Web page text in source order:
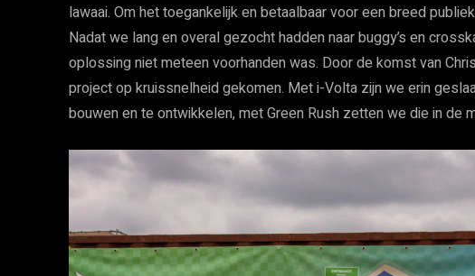
lawaai. Om het toegankelijk en betaalbaar voor een breed
Nadat we lang en overal gezocht hadden naar buggy’s en
oplossing niet meteen voorhanden was. Door de komst van
project op kruissnelheid gekomen. Met i-Volta zijn we erin
bouwen en te ontwikkelen, met Green Rush zetten we die in de